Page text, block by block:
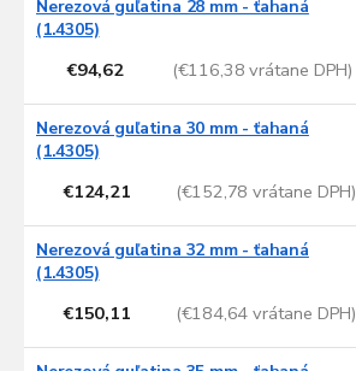
Nerezová guľatina 28 mm - ťahaná
(1.4305)
€94,62 (€116,38 vrátane DPH)
Nerezová guľatina 30 mm - ťahaná
(1.4305)
€124,21 (€152,78 vrátane DPH)
Nerezová guľatina 32 mm - ťahaná
(1.4305)
€150,11 (€184,64 vrátane DPH)